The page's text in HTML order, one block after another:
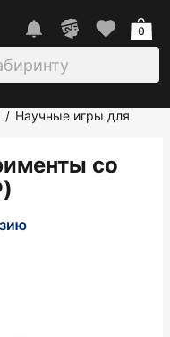
0
/ Научные игры для
со